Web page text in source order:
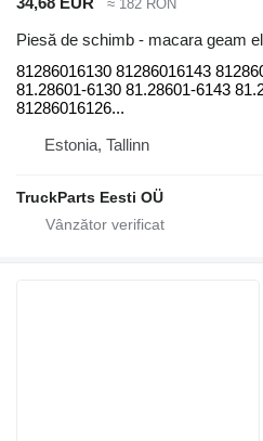
≈ 182 RON
Piesă de schimb - macara geam
81286016130 81286016143
81.28601-6130 81.28601-6143
81286016126...
Estonia, Tallinn
TruckParts Eesti OÜ